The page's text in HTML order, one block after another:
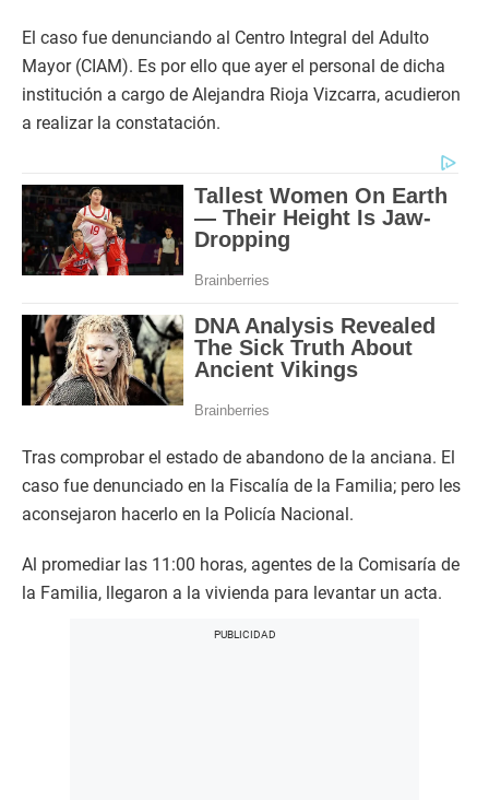
El caso fue denunciando al Centro Integral del Adulto
Mayor (CIAM). Es por ello que ayer el personal de dicha
institución a cargo de Alejandra Rioja Vizcarra, acudieron
a realizar la constatación.
Tras comprobar el estado de abandono de la anciana. El
caso fue denunciado en la Fiscalía de la Familia; pero les
aconsejaron hacerlo en la Policía Nacional.
Al promediar las 11:00 horas, agentes de la Comisaría de
la Familia, llegaron a la vivienda para levantar un acta.